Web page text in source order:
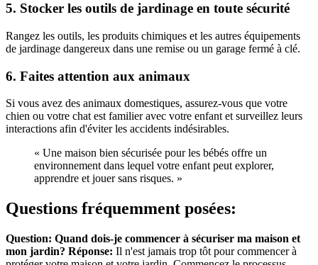
5. Stocker les outils de jardinage en toute sécurité
Rangez les outils, les produits chimiques et les autres équipements
de jardinage dangereux dans une remise ou un garage fermé à clé.
6. Faites attention aux animaux
Si vous avez des animaux domestiques, assurez-vous que votre
chien ou votre chat est familier avec votre enfant et surveillez leurs
interactions afin d'éviter les accidents indésirables.
« Une maison bien sécurisée pour les bébés offre un
environnement dans lequel votre enfant peut explorer,
apprendre et jouer sans risques. »
Questions fréquemment posées:
Question: Quand dois-je commencer à sécuriser ma maison et
mon jardin? Réponse: Il n'est jamais trop tôt pour commencer à